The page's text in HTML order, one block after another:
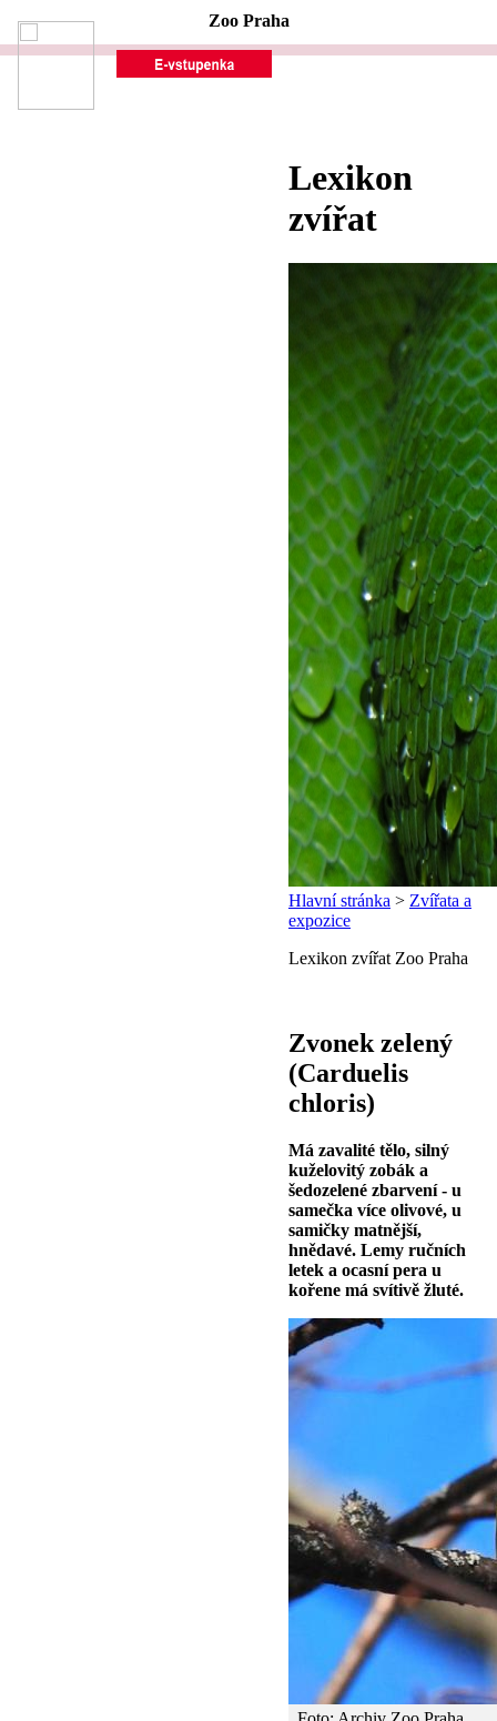
Zoo Praha
Lexikon
zvířat
Hlavní stránka > Zvířata a
expozice
Lexikon zvířat Zoo Praha
Zvonek zelený
(Carduelis
chloris)
Má zavalité tělo, silný
kuželovitý zobák a
šedozelené zbarvení - u
samečka více olivové, u
samičky matnější,
hnědavé. Lemy ručních
letek a ocasní pera u
kořene má svítivě žluté.